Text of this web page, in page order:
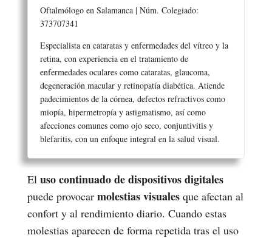
Oftalmólogo en Salamanca | Núm. Colegiado:
373707341
Especialista en cataratas y enfermedades del vítreo y la
retina, con experiencia en el tratamiento de
enfermedades oculares como cataratas, glaucoma,
degeneración macular y retinopatía diabética. Atiende
padecimientos de la córnea, defectos refractivos como
miopía, hipermetropía y astigmatismo, así como
afecciones comunes como ojo seco, conjuntivitis y
blefaritis, con un enfoque integral en la salud visual.
El uso continuado de dispositivos digitales
puede provocar molestias visualesque afectan al
confort y al rendimiento diario. Cuando estas
molestias aparecen de forma repetida tras el uso